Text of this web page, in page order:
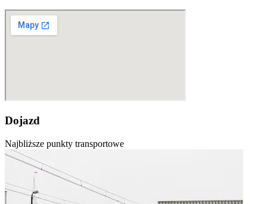
Dojazd
Najbliższe punkty transportowe